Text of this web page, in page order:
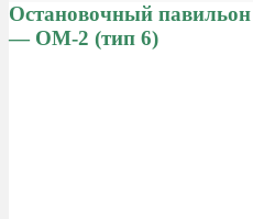
Остановочный павильон
— ОМ-2 (тип 6)